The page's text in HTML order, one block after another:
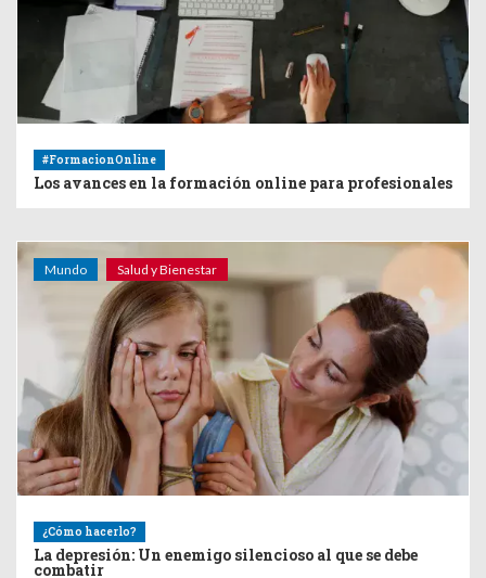
#FormacionOnline
Los avances en la formación online para profesionales
Mundo Salud y Bienestar
¿Cómo hacerlo?
La depresión: Un enemigo silencioso al que se debe
combatir